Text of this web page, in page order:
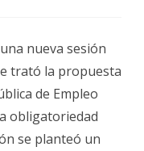
nueva sesión
trató la propuesta
de Empleo
obligatoriedad
se planteó un